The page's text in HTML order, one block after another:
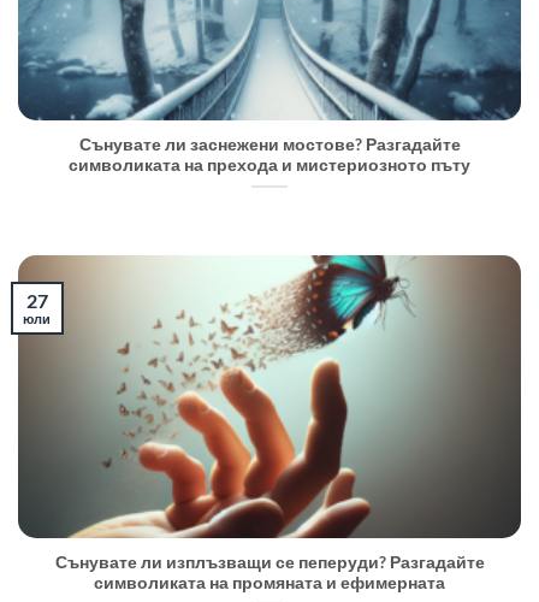
Сънувате ли заснежени мостове? Разгадайте
символиката на прехода и мистериозното пъту
Сънувате ли изплъзващи се пеперуди? Разгадайте
символиката на промяната и ефимерната
27
юли